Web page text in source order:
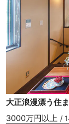
大正浪漫漂う住
3000万円以上 /